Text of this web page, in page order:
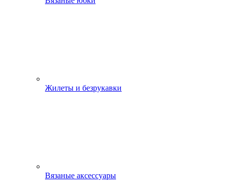
Жилеты и безрукавки
Вязаные аксессуары